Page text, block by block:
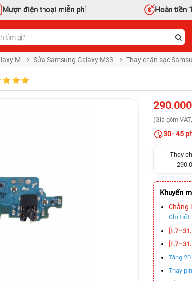
Mượn điện thoại miễn phí Hoàn tiền
M Sửa Samsung Galaxy M33 Thay chân sạc
(Giá gồm
30 - 45
Thay
Khuyến
Chẳng
Chi tiết
Tặng 20
Thay